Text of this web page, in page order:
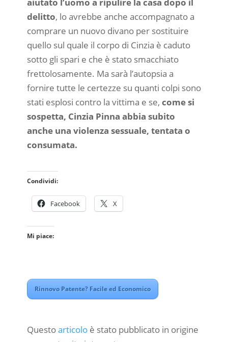
delitto, lo avrebbe anche accompagnato a
comprare un nuovo divano per sostituire
quello sul quale il corpo di Cinzia è caduto
sotto gli spari e che è stato smacchiato
frettolosamente. Ma sarà l’autopsia a
fornire tutte le certezze su quanti colpi sono
stati esplosi contro la vittima e se, come si
sospetta, Cinzia Pinna abbia subito
anche una violenza sessuale, tentata o
consumata.
Condividi:
Facebook X
Mi piace:
Rinnovo Patente? Facile ed Economico
Questoarticoloè stato pubblicato in origine